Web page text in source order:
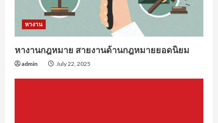
หางาน
หางานกฎหมาย สายงานด้านกฎหมายยอดนิยม
admin July 22, 2025